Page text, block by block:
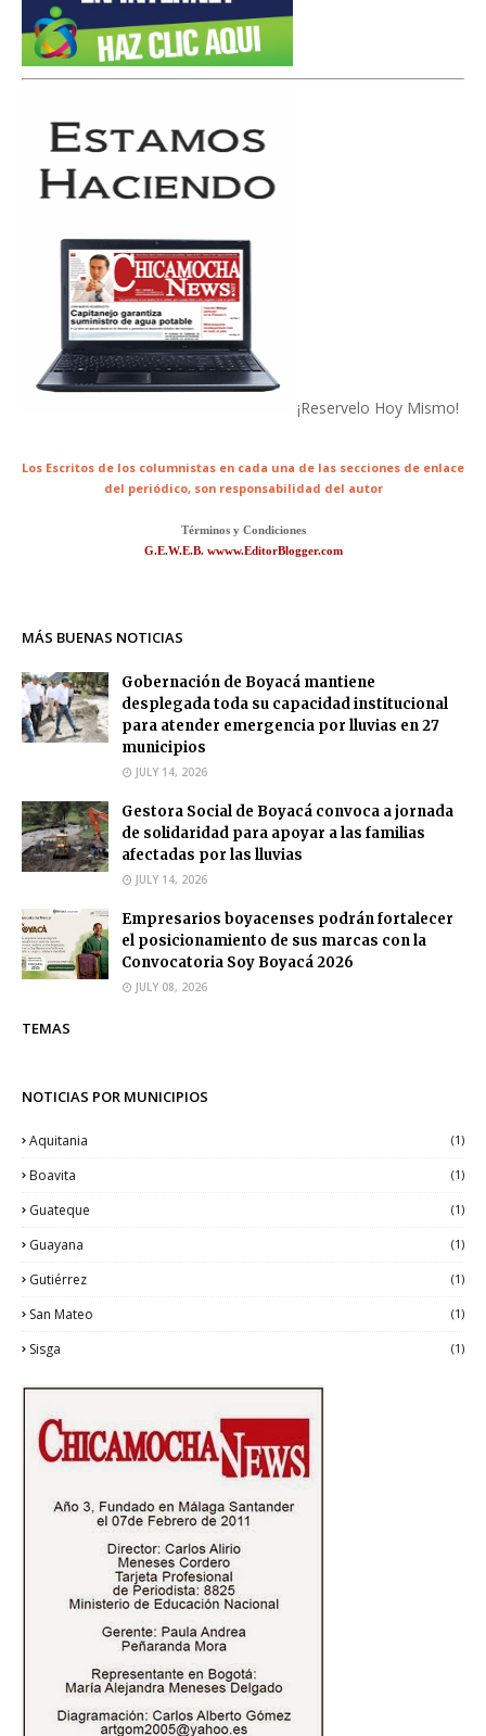
¡Reservelo Hoy Mismo!
Los Escritos de los columnistas en cada una de las secciones de enlace
del periódico, son responsabilidad del autor
Términos y Condiciones
G.E.W.E.B. wwww.EditorBlogger.com
MÁS BUENAS NOTICIAS
Gobernación de Boyacá mantiene
desplegada toda su capacidad institucional
para atender emergencia por lluvias en 27
municipios
JULY 14, 2026
Gestora Social de Boyacá convoca a jornada
de solidaridad para apoyar a las familias
afectadas por las lluvias
JULY 14, 2026
Empresarios boyacenses podrán fortalecer
el posicionamiento de sus marcas con la
Convocatoria Soy Boyacá 2026
JULY 08, 2026
TEMAS
NOTICIAS POR MUNICIPIOS
Aquitania (1)
Boavita (1)
Guateque (1)
Guayana (1)
Gutiérrez (1)
San Mateo (1)
Sisga (1)